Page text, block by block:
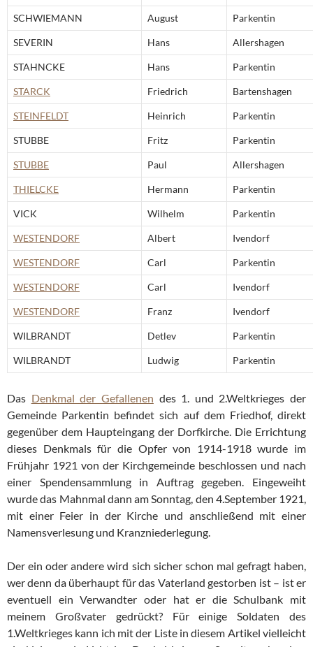
SCHWIEMANN August Parkentin
SEVERIN Hans Allershagen
STAHNCKE Hans Parkentin
STARCK Friedrich Bartenshagen
STEINFELDT Heinrich Parkentin
STUBBE Fritz Parkentin
STUBBE Paul Allershagen
THIELCKE Hermann Parkentin
VICK Wilhelm Parkentin
WESTENDORF Albert Ivendorf
WESTENDORF Carl Parkentin
WESTENDORF Carl Ivendorf
WESTENDORF Franz Ivendorf
WILBRANDT Detlev Parkentin
WILBRANDT Ludwig Parkentin
Das Denkmal der Gefallenen des 1. und 2.Weltkrieges der
Gemeinde Parkentin befindet sich auf dem Friedhof, direkt
gegenüber dem Haupteingang der Dorfkirche. Die Errichtung
dieses Denkmals für die Opfer von 1914-1918 wurde im
Frühjahr 1921 von der Kirchgemeinde beschlossen und nach
einer Spendensammlung in Auftrag gegeben. Eingeweiht
wurde das Mahnmal dann am Sonntag, den 4.September 1921,
mit einer Feier in der Kirche und anschließend mit einer
Namensverlesung und Kranzniederlegung.
Der ein oder andere wird sich sicher schon mal gefragt haben,
wer denn da überhaupt für das Vaterland gestorben ist – ist er
eventuell ein Verwandter oder hat er die Schulbank mit
meinem Großvater gedrückt? Für einige Soldaten des
1.Weltkrieges kann ich mit der Liste in diesem Artikel vielleicht